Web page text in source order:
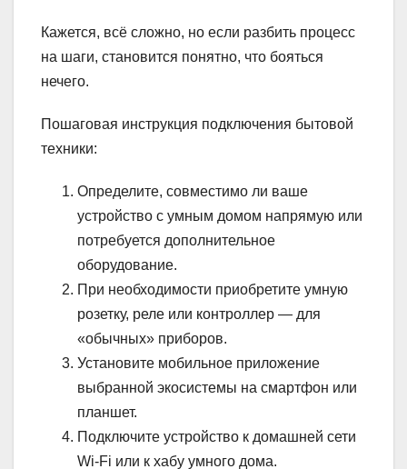
Кажется, всё сложно, но если разбить процесс
на шаги, становится понятно, что бояться
нечего.
Пошаговая инструкция подключения бытовой
техники:
Определите, совместимо ли ваше
устройство с умным домом напрямую или
потребуется дополнительное
оборудование.
При необходимости приобретите умную
розетку, реле или контроллер — для
«обычных» приборов.
Установите мобильное приложение
выбранной экосистемы на смартфон или
планшет.
Подключите устройство к домашней сети
Wi-Fi или к хабу умного дома.